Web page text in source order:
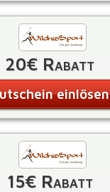
20€ Rabatt
einlösen
15€ Rabatt